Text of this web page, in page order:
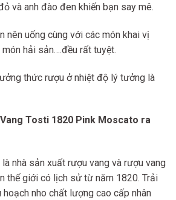
và anh đào đen khiến bạn say mê.
nên uống cùng với các món khai vị
hải sản….đều rất tuyệt.
thức rượu ở nhiệt độ lý tưởng là
Vang Tosti 1820 Pink Moscato ra
nhà sản xuất rượu vang và rượu vang
thế giới có lịch sử từ năm 1820. Trải
hoạch nho chất lượng cao cấp nhân